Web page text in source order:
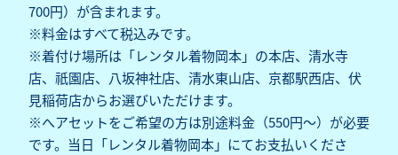
700円）が含まれます。
※料金はすべて税込みです。
※着付け場所は「レンタル着物岡本」の本店、清水寺
店、祇園店、八坂神社店、清水東山店、京都駅西店、伏
見稲荷店からお選びいただけます。
※へアセットをご希望の方は別途料金（550円～）が必要
です。当日「レンタル着物岡本」にてお支払いくださ